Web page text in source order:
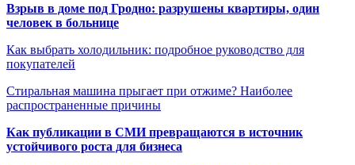
Взрыв в доме под Гродно: разрушены квартиры, один
человек в больнице
Как выбрать холодильник: подробное руководство для
покупателей
Стиральная машина прыгает при отжиме? Наиболее
распространенные причины
Как публикации в СМИ превращаются в источник
устойчивого роста для бизнеса